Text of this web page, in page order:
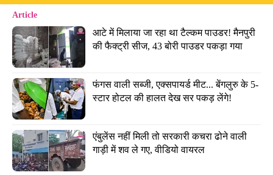
Article
आटे में मिलाया जा रहा था टैल्कम पाउडर! मैनपुरी
की फैक्ट्री सीज, 43 बोरी पाउडर पकड़ा गया
फंगस वाली सब्जी, एक्सपायर्ड मीट... बेंगलुरु के 5-
स्टार होटल की हालत देख सर पकड़ लेंगे!
एंबुलेंस नहीं मिली तो सरकारी कचरा ढोने वाली
गाड़ी में शव ले गए, वीडियो वायरल